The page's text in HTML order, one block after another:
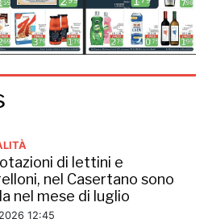
di lettini e
nel Casertano sono
nel mese di luglio
12:45